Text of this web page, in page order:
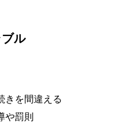
ル
きを間違える
や罰則